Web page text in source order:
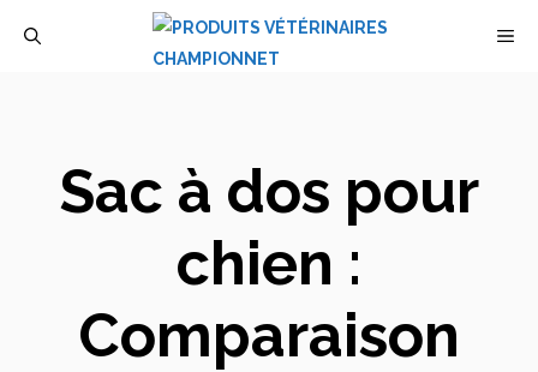
Sac à dos pour
chien :
Comparaison